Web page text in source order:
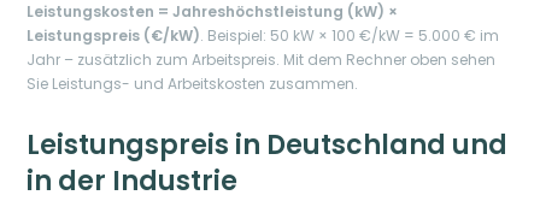
Leistungskosten = Jahreshöchstleistung (kW) ×
Leistungspreis (€/kW). Beispiel: 50 kW × 100 €/kW = 5.000 € im
Jahr – zusätzlich zum Arbeitspreis. Mit dem Rechner oben sehen
Sie Leistungs- und Arbeitskosten zusammen.
Leistungspreis in Deutschland und
in der Industrie